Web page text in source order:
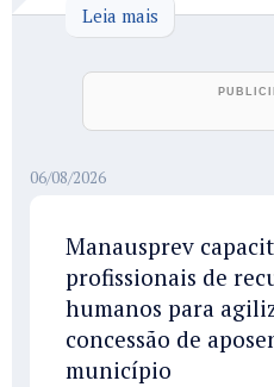
Leia mais
06/08/2026
Manausprev
profissionais de
humanos para
concessão de
município